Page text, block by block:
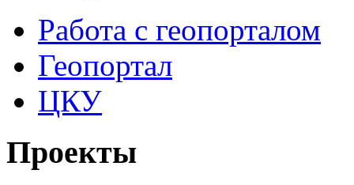
Работа с геопорталом
Геопортал
ЦКУ
Проекты